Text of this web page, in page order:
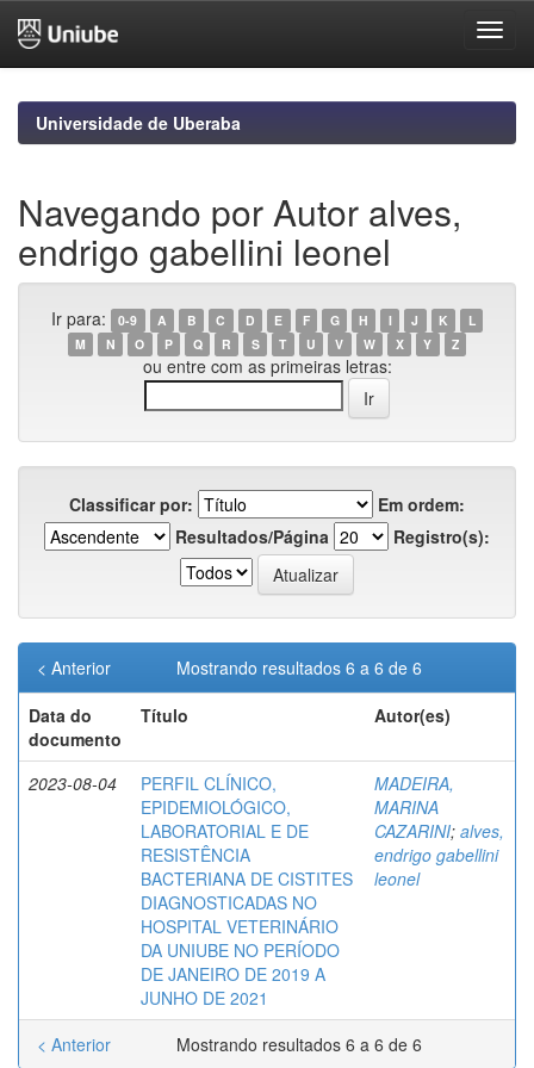
navigationUniversidade de Uberaba
Navegando por Autor alves,
endrigo gabellini leonel
Ir para: 0-9 A B C D E F G H I J K
L
M
N O P Q R S T U V W X Y Z
ou entre com as primeiras letras:
Classificar por:
Em ordem:
Resultados/Página
Registro(s):
Mostrando resultados 6 a 6 de 6
< Anterior
Data do
documento
Título Autor(es)
2023-08-04
PERFIL CLÍNICO,
EPIDEMIOLÓGICO,
LABORATORIAL E DE
RESISTÊNCIA
BACTERIANA DE CISTITES
DIAGNOSTICADAS NO
HOSPITAL VETERINÁRIO
DA UNIUBE NO PERÍODO
DE JANEIRO DE 2019 A
JUNHO DE 2021
MADEIRA,
MARINA
CAZARINI; alves,
endrigo gabellini
leonel
Mostrando resultados 6 a 6 de 6
< Anterior